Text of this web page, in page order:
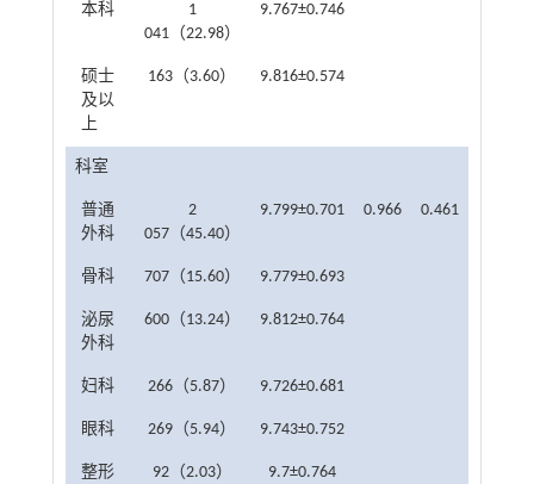
本科
1
041（22.98）
9.767±0.746
硕士
及以
上
163（3.60） 9.816±0.574
科室
普通
外科
2
057（45.40）
9.799±0.701 0.966 0.461
骨科 707（15.60） 9.779±0.693
泌尿
外科
600（13.24） 9.812±0.764
妇科 266（5.87） 9.726±0.681
眼科 269（5.94） 9.743±0.752
整形
92（2.03） 9.7±0.764